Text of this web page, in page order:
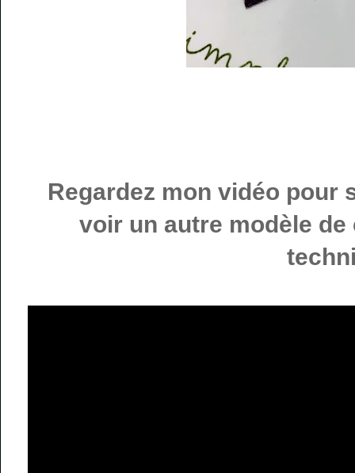
Regardez mon vidéo pour
voir un autre modèle